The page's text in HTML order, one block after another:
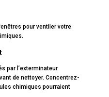
pour ventiler votre
par l’exterminateur
de nettoyer. Concentrez-
chimiques pourraient